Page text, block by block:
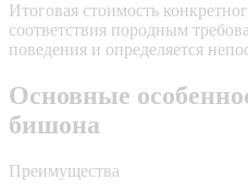
Итоговая стоимость
соответствия породным
поведения и определяется
Основные
бишона
Преимущества